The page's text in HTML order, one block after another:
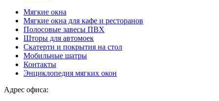
Мягкие окна
Мягкие окна для кафе и ресторанов
Полосовые завесы ПВХ
Шторы для автомоек
Скатерти и покрытия на стол
Мобильные шатры
Контакты
Энциклопедия мягких окон
Адрес офиса: